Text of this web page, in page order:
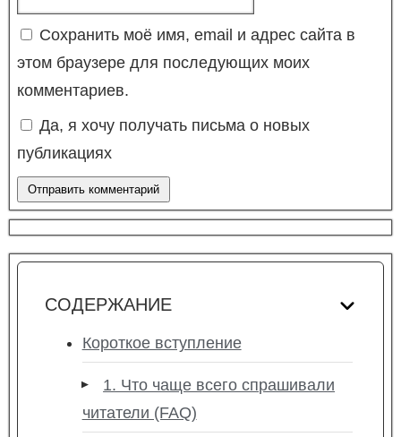
Сохранить моё имя, email и адрес сайта в
этом браузере для последующих моих
комментариев.
Да, я хочу получать письма о новых
публикациях
СОДЕРЖАНИЕ
Короткое вступление
1. Что чаще всего спрашивали
читатели (FAQ)